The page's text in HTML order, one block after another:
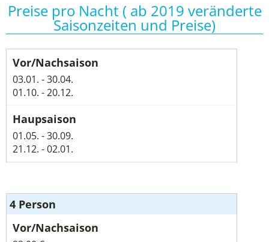
Preise pro Nacht ( ab 2019 veränderte
Saisonzeiten und Preise)
03.01. - 30.04.
01.10. - 20.12.
01.05. - 30.09.
21.12. - 02.01.
4 Person